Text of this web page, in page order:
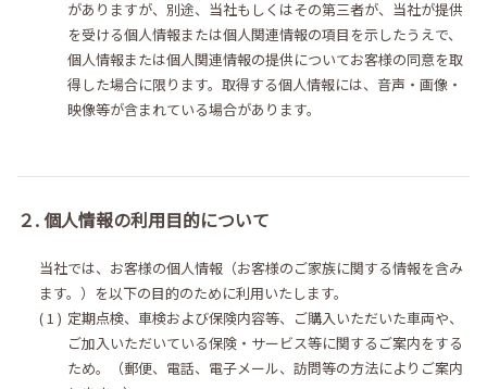
がありますが、別途、当社もしくはその第三者が、当社が提供
を受ける個人情報または個人関連情報の項目を示したうえで、
個人情報または個人関連情報の提供についてお客様の同意を取
得した場合に限ります。取得する個人情報には、音声・画像・
映像等が含まれている場合があります。
２. 個人情報の利用目的について
当社では、お客様の個人情報（お客様のご家族に関する情報を含み
ます。）を以下の目的のために利用いたします。
定期点検、車検および保険内容等、ご購入いただいた車両や、
ご加入いただいている保険・サービス等に関するご案内をする
ため。（郵便、電話、電子メール、訪問等の方法によりご案内